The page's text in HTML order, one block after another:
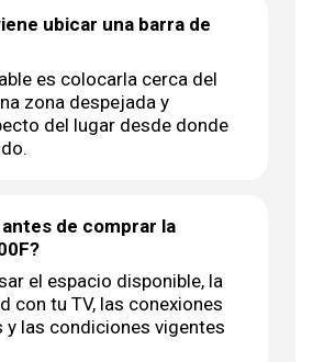
ubicar una barra de
es colocarla cerca del
zona despejada y
del lugar desde donde
de comprar la
el espacio disponible, la
con tu TV, las conexiones
y las condiciones vigentes